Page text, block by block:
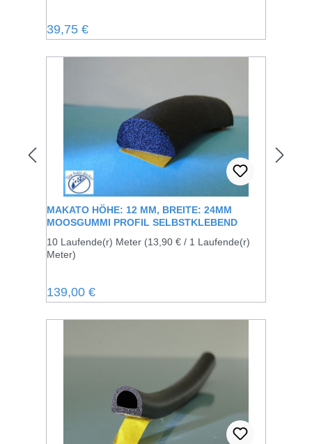
Regulärer Preis:
39,75 €
MAKATO HÖHE: 12 MM, BREITE: 24MM
MOOSGUMMI PROFIL SELBSTKLEBEND
10 Laufende(r) Meter (13,90 € / 1 Laufende(r)
Meter)
Regulärer Preis:
139,00 €